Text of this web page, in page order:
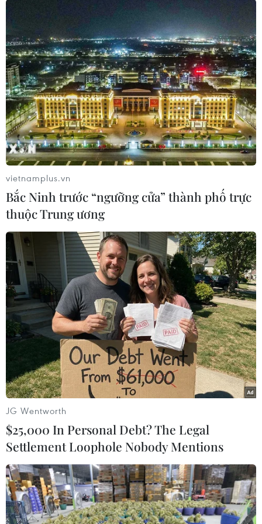
nhiều loại thuốc tránh thai khác nhau cho đến
khi tìm được loại cho phản ứng giảm mụn thích
hợp.
Tuy nhiên, cách này đòi hỏi bạn phải thật kiên
nhẫn, vì bạn có thể phải áp dụng kiên trì trong
vòng bốn tháng trở lên mới thấy kết quả. Nên
kết hợp với các loại thuốc hay kem bôi bên
ngoài có chứa salicylic acid để trị mụn hiệu quả
nhất.
4. Chọn kem chống nắng phù hợp
Một số loại kem chống nắng có thể gây bít tắc lỗ
chân lông, gây ra mụn.
vietnamplus.vn
Bắc Ninh trước “ngưỡng cửa” thành phố trực
thuộc Trung ương
JG Wentworth
$25,000 In Personal Debt? The Legal
Settlement Loophole Nobody Mentions